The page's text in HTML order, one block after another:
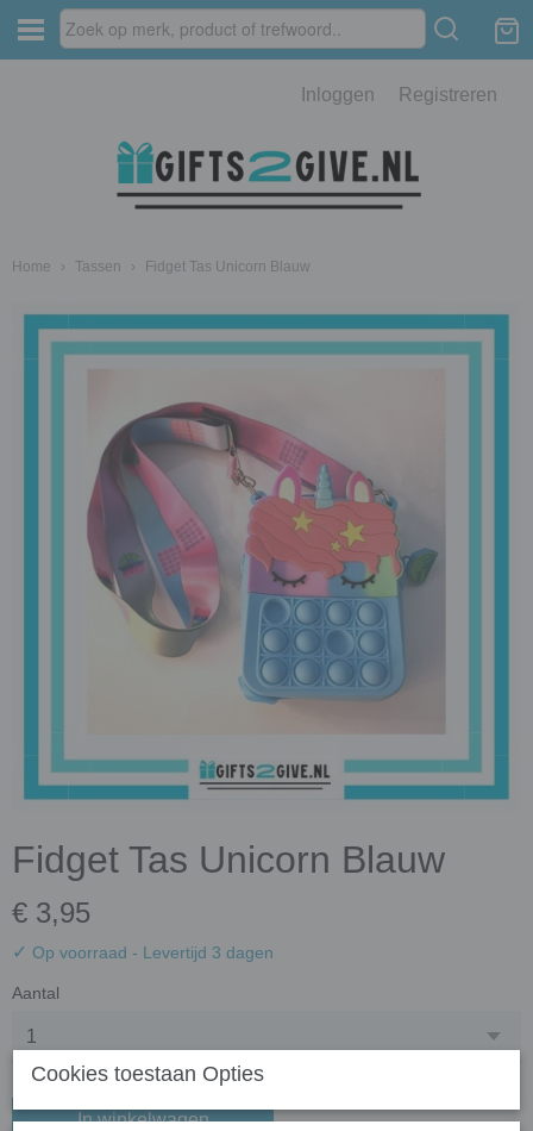
Inloggen Registreren
Home › Tassen › Fidget Tas Unicorn Blauw
Fidget Tas Unicorn Blauw
€ 3,95
✓ Op voorraad - Levertijd 3 dagen
Aantal
In winkelwagen
Cookies toestaan Opties